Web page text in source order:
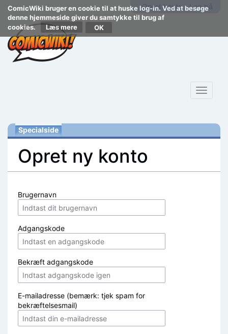
ComicWiki bruger en cookie til at huske log-in. Ved at besøge
denne hjemmeside giver du samtykke til brug af
cookies.
Læs mere
Opret konto Log på
Toggle
Specialside
Opret ny konto
Brugernavn
Adgangskode
Bekræft adgangskode
E-mailadresse (bemærk: tjek spam for
bekræftelsesmail)